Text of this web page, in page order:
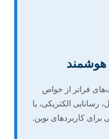
هوشمند
فراتر از خواص
الکتریکی، یا
کاربردهای نوین.